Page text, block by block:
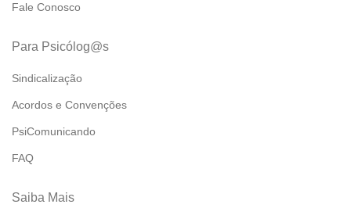
Fale Conosco
Para Psicólog@s
Sindicalização
Acordos e Convenções
PsiComunicando
FAQ
Saiba Mais